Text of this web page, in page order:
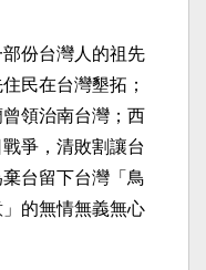
份台灣人的祖先
民在台灣墾拓；
領治南台灣；西
爭，清敗割讓台
台留下台灣「鳥
的無情無義無心